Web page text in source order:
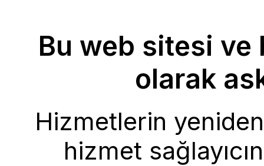
Bu web sitesi ve
olarak
Hizmetlerin
hizmet